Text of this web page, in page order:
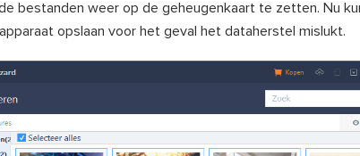
bestanden weer op de geheugenkaart te zetten. Nu
opslaan voor het geval het dataherstel mislukt.